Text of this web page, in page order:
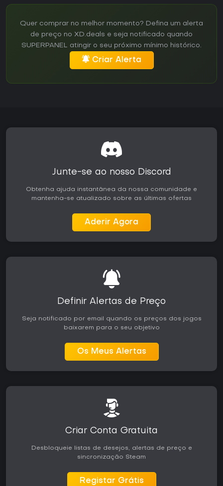
Quer comprar no melhor momento? Defina um alerta
de preço no XD.deals e seja notificado quando
SUPERPANEL atingir o seu próximo mínimo histórico.
Criar Alerta
Junte-se ao nosso Discord
Obtenha ajuda instantânea da nossa comunidade e
mantenha-se atualizado sobre as últimas ofertas
Aderir Agora
Definir Alertas de Preço
Seja notificado por email quando os preços dos jogos
baixarem para o seu objetivo
Os Meus Alertas
Criar Conta Gratuita
Desbloqueie listas de desejos, alertas de preço e
sincronização Steam
Registar Grátis